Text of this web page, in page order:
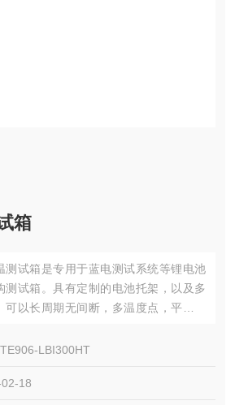
箱
测试箱是专用于蓝电测试系统等锂电池
测试箱。具有定制的电池托架，以及多
以长周期无间断，多温度点，平衡式
LBI300HT
18